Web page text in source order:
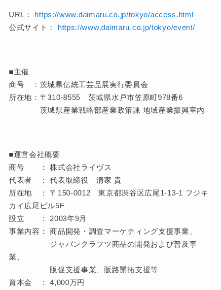
URL： https://www.daimaru.co.jp/tokyo/access.html
公式サイト： https://www.daimaru.co.jp/tokyo/event/
■主催
商号 ：茨城県伝統工芸品展実行委員会
所在地：〒310-8555 茨城県水戸市笠原町978番6
茨城県産業戦略部産業政策課 地域産業振興室内
■運営会社概要
商号 ： 株式会社ライヴス
代表者 ： 代表取締役 清家 貴
所在地 ： 〒150-0012 東京都渋谷区広尾1-13-1 フジキ
カイ広尾ビル5F
設立 ： 2003年9月
事業内容： 商品開発・調査マーケティング支援事業、
ジャパンクラフツ商品の開発および普及事
業、
販促支援事業、販路開拓支援等
資本金 ： 4,000万円